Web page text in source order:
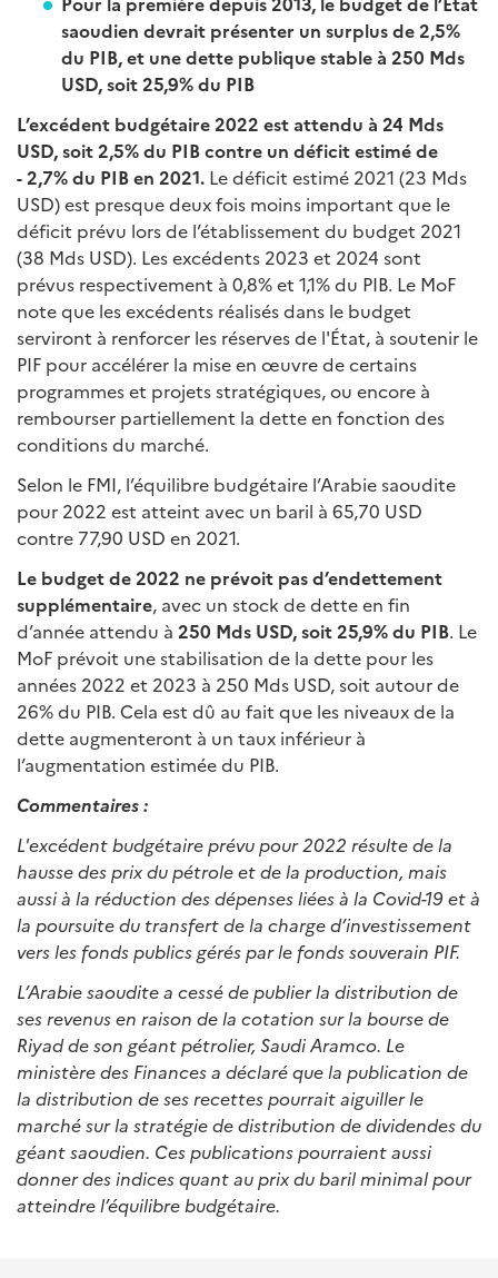
saoudien devrait présenter un surplus de 2,5%
du PIB, et une dette publique stable à 250 Mds
USD, soit 25,9% du PIB
L’excédent budgétaire 2022 est attendu à 24 Mds
USD, soit 2,5% du PIB contre un déficit estimé de
- 2,7% du PIB en 2021. Le déficit estimé 2021 (23 Mds
USD) est presque deux fois moins important que le
déficit prévu lors de l’établissement du budget 2021
(38 Mds USD). Les excédents 2023 et 2024 sont
prévus respectivement à 0,8% et 1,1% du PIB. Le MoF
note que les excédents réalisés dans le budget
serviront à renforcer les réserves de l'État, à soutenir le
PIF pour accélérer la mise en œuvre de certains
programmes et projets stratégiques, ou encore à
rembourser partiellement la dette en fonction des
conditions du marché.
Selon le FMI, l’équilibre budgétaire l’Arabie saoudite
pour 2022 est atteint avec un baril à 65,70 USD
contre 77,90 USD en 2021.
Le budget de 2022 ne prévoit pas d’endettement
supplémentaire, avec un stock de dette en fin
d’année attendu à 250 Mds USD, soit 25,9% du PIB. Le
MoF prévoit une stabilisation de la dette pour les
années 2022 et 2023 à 250 Mds USD, soit autour de
26% du PIB. Cela est dû au fait que les niveaux de la
dette augmenteront à un taux inférieur à
l’augmentation estimée du PIB.
Commentaires :
L'excédent budgétaire prévu pour 2022 résulte de la
hausse des prix du pétrole et de la production, mais
aussi à la réduction des dépenses liées à la Covid-19 et à
la poursuite du transfert de la charge d’investissement
vers les fonds publics gérés par le fonds souverain PIF.
L’Arabie saoudite a cessé de publier la distribution de
ses revenus en raison de la cotation sur la bourse de
Riyad de son géant pétrolier, Saudi Aramco. Le
ministère des Finances a déclaré que la publication de
la distribution de ses recettes pourrait aiguiller le
marché sur la stratégie de distribution de dividendes du
géant saoudien. Ces publications pourraient aussi
donner des indices quant au prix du baril minimal pour
atteindre l’équilibre budgétaire.